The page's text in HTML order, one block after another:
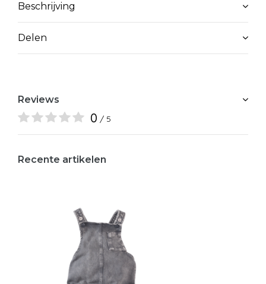
Beschrijving
Delen
Reviews
0 / 5
Recente artikelen